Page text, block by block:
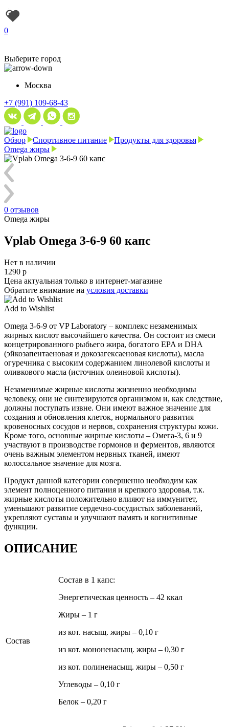
0
Выберите город
Москва
+7 (991) 109-68-43
Обзор Спортивное питание
Продукты для здоровья
Omega жиры
0 отзывов
Omega жиры
Vplab Omega 3-6-9 60 капс
Нет в наличии
1290 р
Цена актуальная только в интернет-магазине
Обратите внимание на условия доставки
Add to Wishlist
Omega 3-6-9 от VP Laboratory – комплекс незаменимых
жирных кислот высочайшего качества. Он состоит из смеси
концетрированного рыбьего жира, богатого EPA и DHA
(эйкозапентаеновая и докозагексаеновая кислоты), масла
огуречника с высоким содержанием линолевой кислоты и
оливкового масла (источник олеиновой кислоты).
Незаменимые жирные кислоты жизненно необходимы
человеку, они не синтезируются организмом и, как следствие,
должны поступать извне. Они имеют важное значение для
создания и обновления клеток, нормального развития
кровеносных сосудов и нервов, сохранения структуры кожи.
Кроме того, основные жирные кислоты – Омега-3, 6 и 9
участвуют в производстве гормонов и ферментов, являются
очень важным элементом нервных тканей, имеют
колоссальное значение для мозга.
Продукт данной категории совершенно необходим как
элемент полноценного питания и крепкого здоровья, т.к.
жирные кислоты положительно влияют на иммунитет,
уменьшают развитие сердечно-сосудистых заболеваний,
укрепляют суставы и улучшают память и когнитивные
функции.
ОПИСАНИЕ
Состав
Состав в 1 капс:
Энергетическая ценность – 42 ккал
Жиры – 1 г
из кот. насыщ. жиры – 0,10 г
из кот. мононенасыщ. жиры – 0,30 г
из кот. полиненасыщ. жиры – 0,50 г
Углеводы – 0,10 г
Белок – 0,20 г